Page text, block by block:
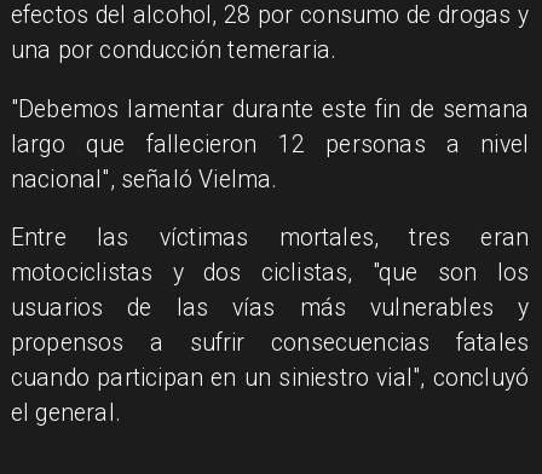
efectos del alcohol, 28 por consumo de drogas y
una por conducción temeraria.
"Debemos lamentar durante este fin de semana
largo que fallecieron 12 personas a nivel
nacional", señaló Vielma.
Entre las víctimas mortales, tres eran
motociclistas y dos ciclistas, "que son los
usuarios de las vías más vulnerables y
propensos a sufrir consecuencias fatales
cuando participan en un siniestro vial", concluyó
el general.